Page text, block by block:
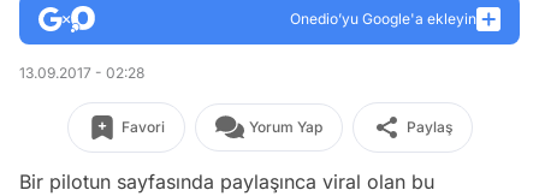
Onedio’yu Google'a ekleyin
13.09.2017 - 02:28
Favori Yorum Yap Paylaş
Bir pilotun sayfasında paylaşınca viral olan bu